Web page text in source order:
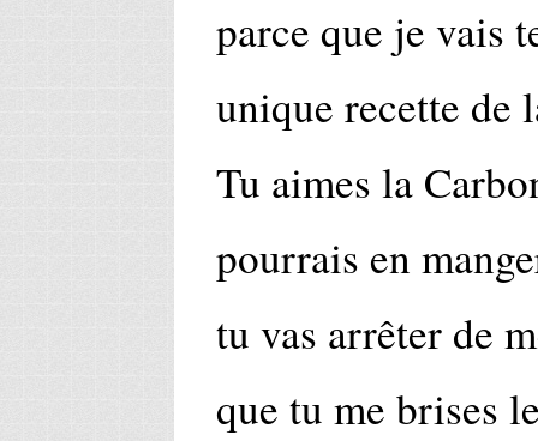
parce que je vais
unique recette de
Tu aimes la
pourrais en
tu vas arrêter de
que tu me brises